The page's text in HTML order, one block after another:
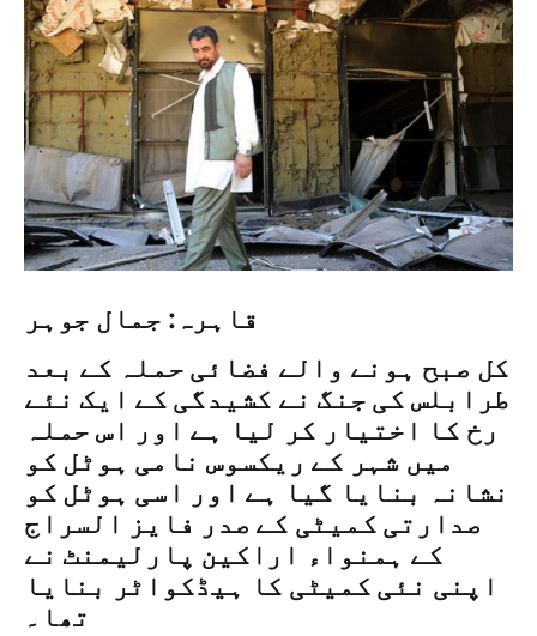
قاہرہ: جمال جوہر
کل صبح ہونے والے فضائی حملہ کے بعد
طرابلس کی جنگ نے کشیدگی کے ایک نئے
رخ کا اختیار کر لیا ہے اور اس حملہ
میں شہر کے ریکسوس نامی ہوٹل کو
نشانہ بنایا گیا ہے اور اسی ہوٹل کو
صدارتی کمیٹی کے صدر فایز السراج
کے ہمنواء اراکین پارلیمنٹ نے
اپنی نئی کمیٹی کا ہیڈکواٹر بنایا
تھا۔